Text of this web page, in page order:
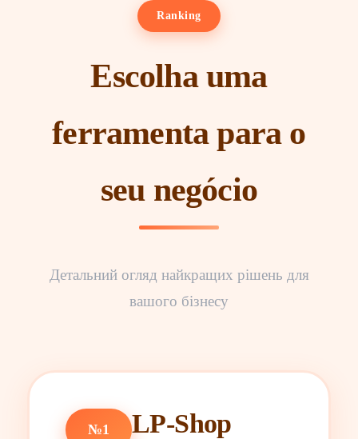
Ranking
Escolha uma
ferramenta para o
seu negócio
Детальний огляд найкращих рішень для
вашого бізнесу
№1 LP-Shop